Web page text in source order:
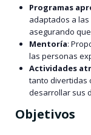
Programas
adaptados a
asegurando
Mentoría:
las personas
Actividades
tanto divertidas
desarrollar sus
Objetivos